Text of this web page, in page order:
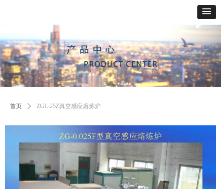
首页 ꄲ ZGL-25Z真空感应熔炼炉